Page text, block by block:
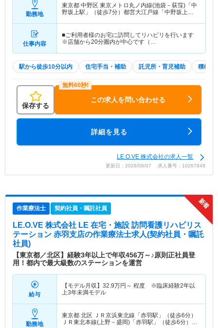
勤務地
東京都 中野区 東京メトロ丸ノ内線(池袋－荻窪)「中
野坂上駅」（徒歩7分）都営大江戸線「中野坂上
仕事内容
■ご利用者様のお宅に訪問してリハビリを行います
※店舗から20分圏内が中心です（…
駅から徒歩10分以内 住宅手当・補助 託児所・育児補助 積極採
保存する
この求人を問い合わせる
詳細を見る
LE.O.VE 株式会社の求人一覧
更新日：2026/08/07 求人番号：10267848
作業療法士 契約社員・嘱託社員
LE.O.VE 株式会社 LE 在宅・施設 訪問看護リハビリス
テーション 赤羽支店の作業療法士求人(契約社員・嘱託
社員)
【東京都／北区】経験3年以上で年収456万～♪原則正社員登
用！都内で最大級数のステーションを運営
給与
【モデル月収】 32.9万円～ 程度 ※臨床経験2年以
上3年未満モデル
勤務地
東京都 北区
ＪＲ京浜東北線「赤羽駅」（徒歩6分）
ＪＲ東北本線(上野－盛岡)「赤羽駅」（徒歩6分）